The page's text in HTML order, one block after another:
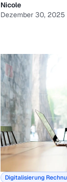
Nicole
Dezember 30, 2025
Digitalisierung